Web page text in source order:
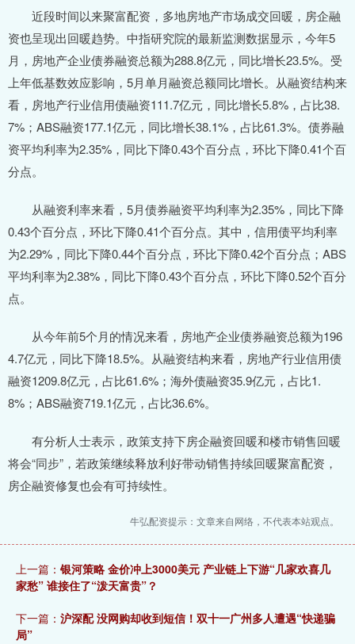
近段时间以来聚富配资，多地房地产市场成交回暖，房企融
资也呈现出回暖趋势。中指研究院的最新监测数据显示，今年5
月，房地产企业债券融资总额为288.8亿元，同比增长23.5%。受
上年低基数效应影响，5月单月融资总额同比增长。从融资结构来
看，房地产行业信用债融资111.7亿元，同比增长5.8%，占比38.
7%；ABS融资177.1亿元，同比增长38.1%，占比61.3%。债券融
资平均利率为2.35%，同比下降0.43个百分点，环比下降0.41个百
分点。
从融资利率来看，5月债券融资平均利率为2.35%，同比下降
0.43个百分点，环比下降0.41个百分点。其中，信用债平均利率
为2.29%，同比下降0.44个百分点，环比下降0.42个百分点；ABS
平均利率为2.38%，同比下降0.43个百分点，环比下降0.52个百分
点。
从今年前5个月的情况来看，房地产企业债券融资总额为196
4.7亿元，同比下降18.5%。从融资结构来看，房地产行业信用债
融资1209.8亿元，占比61.6%；海外债融资35.9亿元，占比1.
8%；ABS融资719.1亿元，占比36.6%。
有分析人士表示，政策支持下房企融资回暖和楼市销售回暖
将会“同步”，若政策继续释放利好带动销售持续回暖聚富配资，
房企融资修复也会有可持续性。
牛弘配资提示：文章来自网络，不代表本站观点。
上一篇： 银河策略 金价冲上3000美元 产业链上下游“几家欢喜几
家愁” 谁接住了“泼天富贵”？
下一篇： 沪深配 没网购却收到短信！双十一广州多人遭遇“快递骗
局”